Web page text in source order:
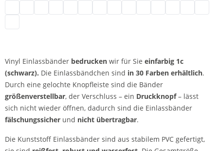
Vinyl Einlassbänder bedrucken wir für Sie einfarbig 1c
(schwarz). Die Einlassbändchen sind in 30 Farben erhältlich.
Durch eine gelochte Knopfleiste sind die Bänder
größenverstellbar, der Verschluss – ein Druckknopf– lässt
sich nicht wieder öffnen, dadurch sind die Einlassbänder
fälschungssicher und nicht übertragbar.
Die Kunststoff Einlassbänder sind aus stabilem PVC gefertigt,